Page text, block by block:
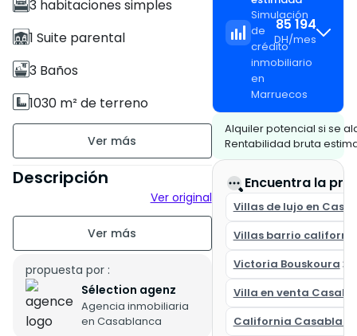
3 habitaciones simples
1 Suite parental
3 Baños
1030 m² de terreno
600 m² de superficie
construida
Sin amueblar
2 pisos
Antigüedad de la
construcción : Entre 11 y 20
años
Estado de la propiedad :
Descripción
Ver original
propuesta por :
Sélection agenz
Agencia inmobiliaria
en Casablanca
Simulación
de
crédito
inmobiliario
en
Marruecos
85 194
DH/mes
Alquiler potencial si se
Rentabilidad bruta
Encuentra la
Villas de lujo en
Villas barrio
Victoria Bouskoura
Villa en venta
California